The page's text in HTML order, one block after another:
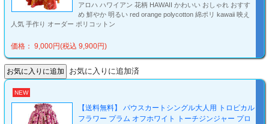
アロハ ハワイアン 花柄 HAWAII かわいい おしゃれ おすす
め 鮮やか 明るい red orange polycotton 綿ポリ kawaii 映え
人気 手作り オーダー ポリコットン
価格： 9,000円(税込 9,900円)
お気に入りに追加済
NEW
【送料無料】 パウスカートシングル大人用 トロピカル
フラワー プラム オフホワイト トーチジンジャー プロ